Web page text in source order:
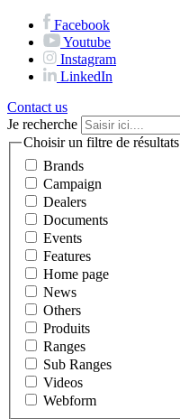
Facebook
Youtube
Instagram
LinkedIn
Contact us
Je recherche
Choisir un filtre de résultats
Brands
Campaign
Dealers
Documents
Events
Features
Home page
News
Others
Produits
Ranges
Sub Ranges
Videos
Webform